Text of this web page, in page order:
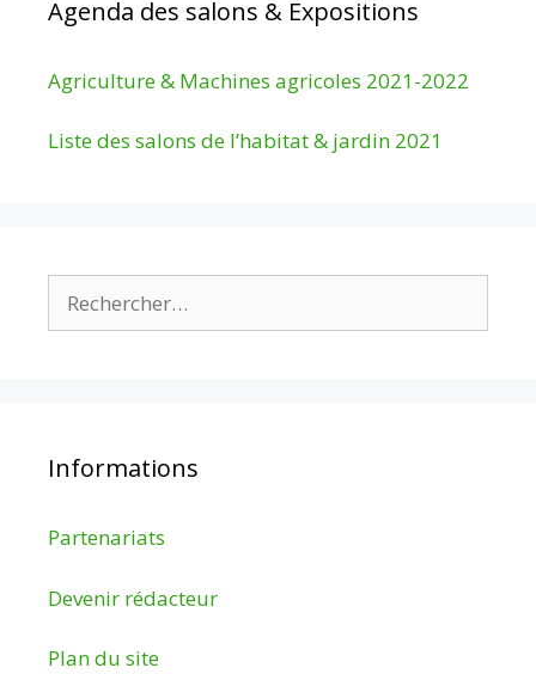
Agenda des salons & Expositions
Agriculture & Machines agricoles 2021-2022
Liste des salons de l’habitat & jardin 2021
Informations
Partenariats
Devenir rédacteur
Plan du site